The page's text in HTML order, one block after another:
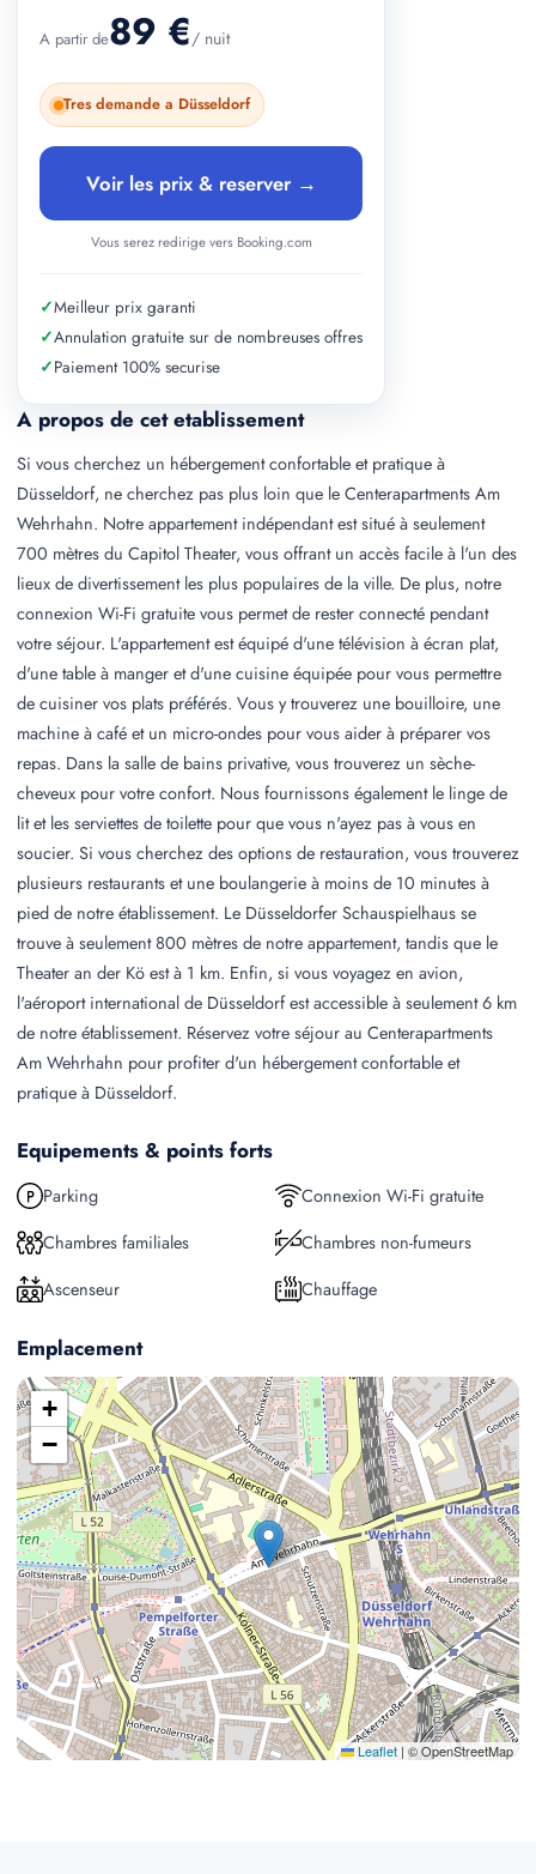
A propos de cet etablissement
Si vous cherchez un hébergement confortable et pratique à
Düsseldorf, ne cherchez pas plus loin que le Centerapartments Am
Wehrhahn. Notre appartement indépendant est situé à seulement
700 mètres du Capitol Theater, vous offrant un accès facile à l'un des
lieux de divertissement les plus populaires de la ville. De plus, notre
connexion Wi-Fi gratuite vous permet de rester connecté pendant
votre séjour. L'appartement est équipé d'une télévision à écran plat,
d'une table à manger et d'une cuisine équipée pour vous permettre
de cuisiner vos plats préférés. Vous y trouverez une bouilloire, une
machine à café et un micro-ondes pour vous aider à préparer vos
repas. Dans la salle de bains privative, vous trouverez un sèche-
cheveux pour votre confort. Nous fournissons également le linge de
lit et les serviettes de toilette pour que vous n'ayez pas à vous en
soucier. Si vous cherchez des options de restauration, vous trouverez
plusieurs restaurants et une boulangerie à moins de 10 minutes à
pied de notre établissement. Le Düsseldorfer Schauspielhaus se
trouve à seulement 800 mètres de notre appartement, tandis que le
Theater an der Kö est à 1 km. Enfin, si vous voyagez en avion,
l'aéroport international de Düsseldorf est accessible à seulement 6 km
de notre établissement. Réservez votre séjour au Centerapartments
Am Wehrhahn pour profiter d'un hébergement confortable et
pratique à Düsseldorf.
Equipements & points forts
Parking
Connexion Wi-Fi gratuite
Chambres familiales
Chambres non-fumeurs
Ascenseur
Chauffage
Emplacement
+
−
Leaflet | © OpenStreetMap
A partir de89 €/ nuit
Tres demande a Düsseldorf
Voir les prix & reserver →
Vous serez redirige vers Booking.com
✓Meilleur prix garanti
✓Annulation gratuite sur de nombreuses offres
✓Paiement 100% securise